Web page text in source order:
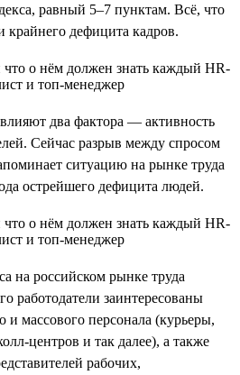
равный 5–7 пунктам. Всё, что
крайнего дефицита кадров.
два фактора — активность
Сейчас разрыв между спросом
ситуацию на рынке труда
острейшего дефицита людей.
на российском рынке труда
работодатели заинтересованы
и массового персонала (курьеры,
центров и так далее), а также
рабочих,